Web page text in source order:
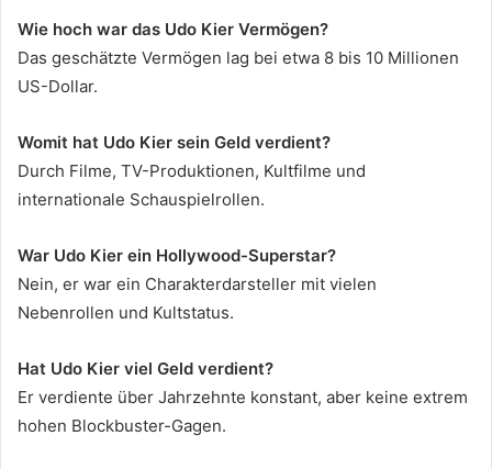
Wie hoch war das Udo Kier Vermögen?
Das geschätzte Vermögen lag bei etwa 8 bis 10 Millionen
US-Dollar.
Womit hat Udo Kier sein Geld verdient?
Durch Filme, TV-Produktionen, Kultfilme und
internationale Schauspielrollen.
War Udo Kier ein Hollywood-Superstar?
Nein, er war ein Charakterdarsteller mit vielen
Nebenrollen und Kultstatus.
Hat Udo Kier viel Geld verdient?
Er verdiente über Jahrzehnte konstant, aber keine extrem
hohen Blockbuster-Gagen.